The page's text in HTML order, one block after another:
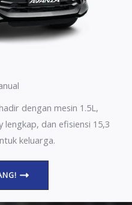
dengan mesin 1.5L,
dan efisiensi 15,3
keluarga.